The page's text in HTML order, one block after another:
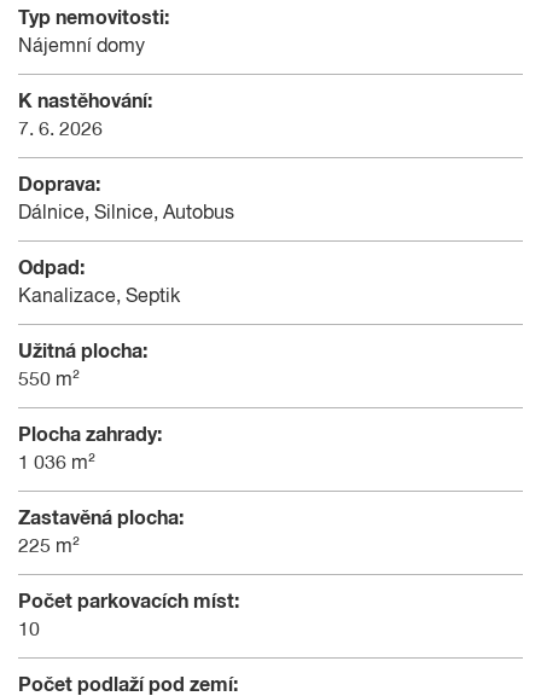
Typ nemovitosti:
Nájemní domy
K nastěhování:
7. 6. 2026
Doprava:
Dálnice, Silnice, Autobus
Odpad:
Kanalizace, Septik
Užitná plocha:
550 m²
Plocha zahrady:
1 036 m²
Zastavěná plocha:
225 m²
Počet parkovacích míst:
10
Počet podlaží pod zemí: